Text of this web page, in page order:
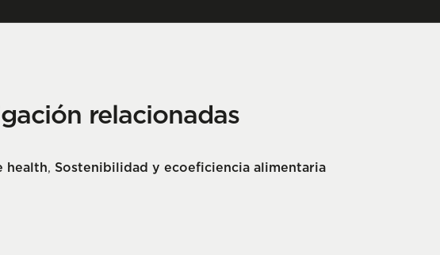
relacionadas
health, Sostenibilidad y ecoeficiencia alimentaria